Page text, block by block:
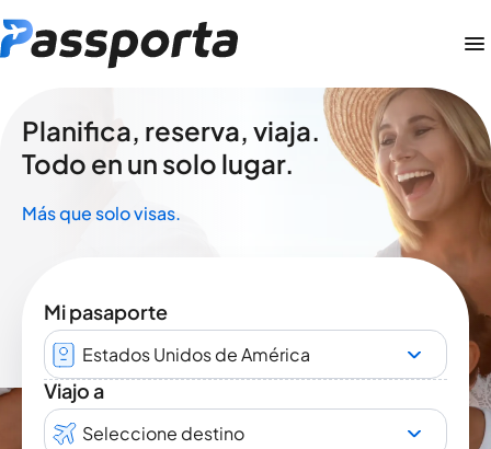
Planifica, reserva, viaja.
Todo en un solo lugar.
Más que solo visas.
Mi pasaporte
Estados Unidos de América
Viajo a
Seleccione destino